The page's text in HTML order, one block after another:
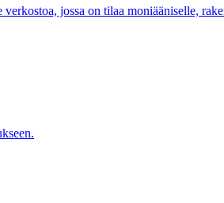
jossa on tilaa moniääniselle,